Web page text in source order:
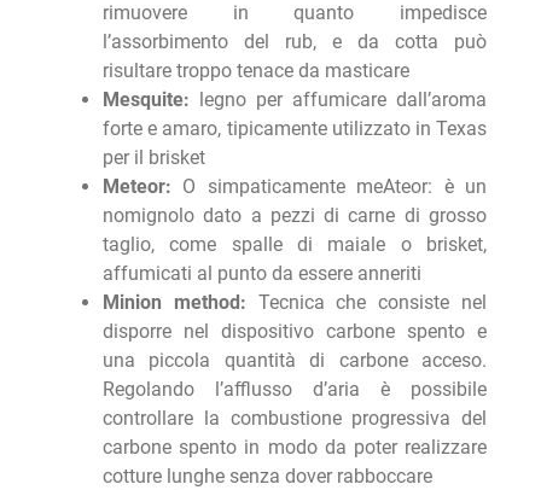
rimuovere in quanto impedisce
l’assorbimento del rub, e da cotta può
risultare troppo tenace da masticare
Mesquite:
legno per affumicare dall’aroma
forte e amaro, tipicamente utilizzato in Texas
per il brisket
Meteor: O simpaticamente meAteor: è un
nomignolo dato a pezzi di carne di grosso
taglio, come spalle di maiale o brisket,
affumicati al punto da essere anneriti
Minion method: Tecnica che consiste nel
disporre nel dispositivo carbone spento e
una piccola quantità di carbone acceso.
Regolando l’afflusso d’aria è possibile
controllare la combustione progressiva del
carbone spento in modo da poter realizzare
cotture lunghe senza dover rabboccare